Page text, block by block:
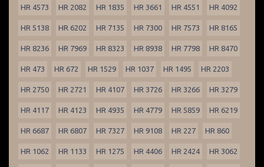
HR 4573 HR 2082 HR 1835 HR 3661 HR 4551 HR 4092
HR 5138 HR 6202 HR 7135 HR 7300 HR 7573 HR 8165
HR 8236 HR 7969 HR 8323 HR 8938 HR 7798 HR 8470
HR 473 HR 672 HR 1529 HR 1037 HR 1495 HR 2203
HR 2750 HR 2721 HR 4107 HR 3726 HR 3266 HR 3279
HR 4117 HR 4123 HR 4935 HR 4779 HR 5859 HR 6219
HR 6687 HR 6807 HR 7327 HR 9108 HR 227 HR 860
HR 1062 HR 1133 HR 1275 HR 4406 HR 2424 HR 3062